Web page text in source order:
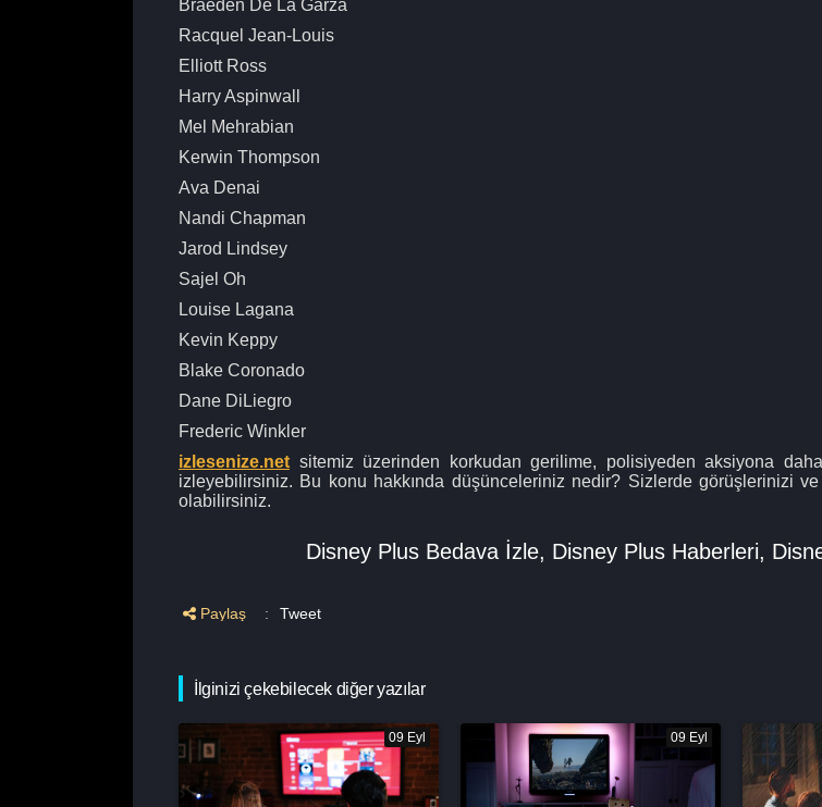
Braeden De La Garza
Racquel Jean-Louis
Elliott Ross
Harry Aspinwall
Mel Mehrabian
Kerwin Thompson
Ava Denai
Nandi Chapman
Jarod Lindsey
Sajel Oh
Louise Lagana
Kevin Keppy
Blake Coronado
Dane DiLiegro
Frederic Winkler
izlesenize.net sitemiz üzerinden korkudan gerilime, polisiyeden aksiyona
izleyebilirsiniz. Bu konu hakkında düşünceleriniz nedir? Sizlerde görüşlerinizi
olabilirsiniz.
Disney Plus Bedava İzle, Disney Plus Haberleri,
Paylaş : Tweet
İlginizi çekebilecek diğer yazılar
09 Eyl 09 Eyl